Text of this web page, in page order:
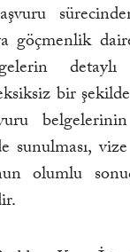
göçmenlik
bir şekilde
sunulması,
olumlu